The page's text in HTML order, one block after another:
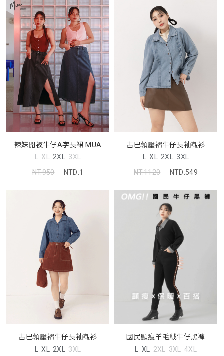
辣妹開衩牛仔A字長裙 MUA
L XL 2XL 3XL
NT.950
NTD.1
古巴領壓褶牛仔長袖襯衫
L XL 2XL 3XL
NT.1120
NTD.549
古巴領壓褶牛仔長袖襯衫
L XL 2XL 3XL
國民顯瘦羊毛絨牛仔黑褲
L XL 2XL 3XL 4XL